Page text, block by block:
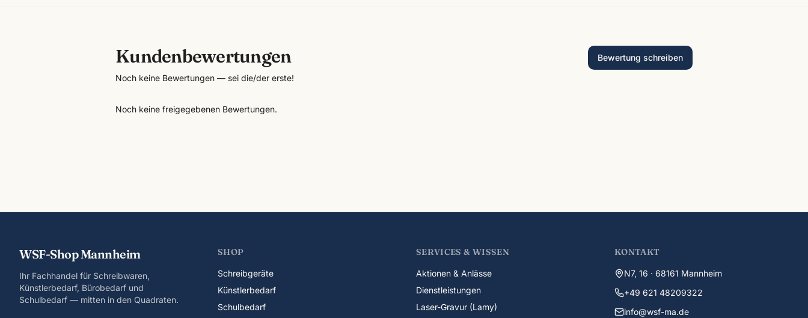
Kundenbewertungen
Noch keine Bewertungen — sei die/der erste!
Bewertung schreiben
Noch keine freigegebenen Bewertungen.
WSF-Shop Mannheim
Ihr Fachhandel für Schreibwaren,
Künstlerbedarf, Bürobedarf und
Schulbedarf — mitten in den Quadraten.
SHOP
Schreibgeräte
Künstlerbedarf
Schulbedarf
SERVICES & WISSEN
Aktionen & Anlässe
Dienstleistungen
Laser-Gravur (Lamy)
KONTAKT
N7, 16 · 68161 Mannheim
+49 621 48209322
info@wsf-ma.de